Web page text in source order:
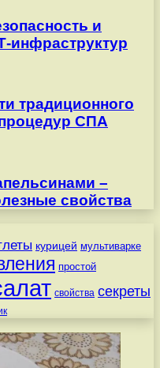
и
инфраструктур
традиционного
СПА
–
свойства
курицей мультиварке
простой
свойства секреты